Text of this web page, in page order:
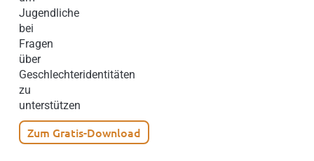
Jugendliche
bei
Fragen
über
Geschlechteridentitäten
zu
unterstützen
Zum Gratis-Download